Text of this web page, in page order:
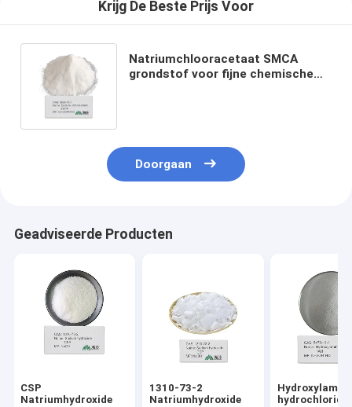
Krijg De Beste Prijs Voor
Natriumchlooracetaat SMCA
grondstof voor fijne chemische
Doorgaan
Geadviseerde Producten
CSP
Natriumhydroxide
1310-73-2
Natriumhydroxide
hydrochloride